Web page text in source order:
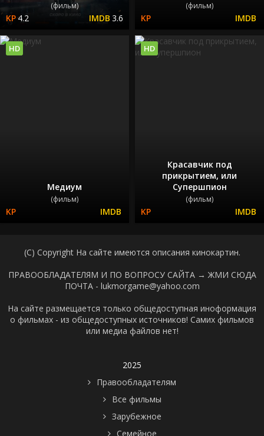
(фильм)
4.2 3.6
(фильм)
Медиум
(фильм)
HD
Красавчик под
прикрытием, или
Супершпион
(фильм)
HD
(C) Copyright На сайте имеются описания кинокартин.
ПРАВООБЛАДАТЕЛЯМ И ПО ВОПРОСУ САЙТА → ЖМИ СЮДА
ПОЧТА - lukmorgame@yahoo.com
На сайте размещается только общедоступная иноформация
о фильмах - из общедоступных источников! Самих фильмов
или медиа файлов нет!
2025
Правообладателям
Все фильмы
Зарубежное
Семейное